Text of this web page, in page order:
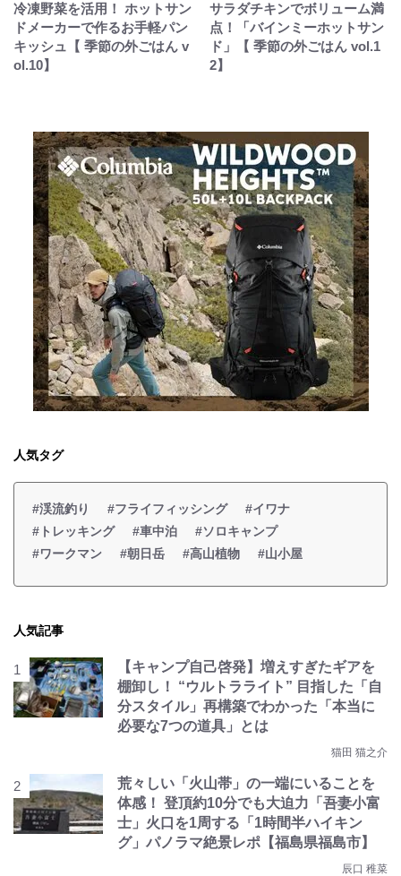
冷凍野菜を活用！ ホットサン
ドメーカーで作るお手軽パン
キッシュ【 季節の外ごはん v
ol.10】
サラダチキンでボリューム満
点！「バインミーホットサン
ド」【 季節の外ごはん vol.1
2】
人気タグ
#渓流釣り #フライフィッシング
#イワナ
#トレッキング
#車中泊
#ソロキャンプ
#ワークマン
#朝日岳 #高山植物 #山小屋
人気記事
【キャンプ自己啓発】増えすぎたギアを
棚卸し！ “ウルトラライト” 目指した「自
分スタイル」再構築でわかった「本当に
必要な7つの道具」とは
猫田 猫之介
荒々しい「火山帯」の一端にいることを
体感！ 登頂約10分でも大迫力「吾妻小富
士」火口を1周する「1時間半ハイキン
グ」パノラマ絶景レポ【福島県福島市】
辰口 稚菜